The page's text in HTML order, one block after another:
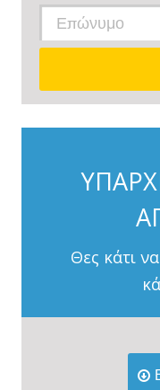
Θες κάτι